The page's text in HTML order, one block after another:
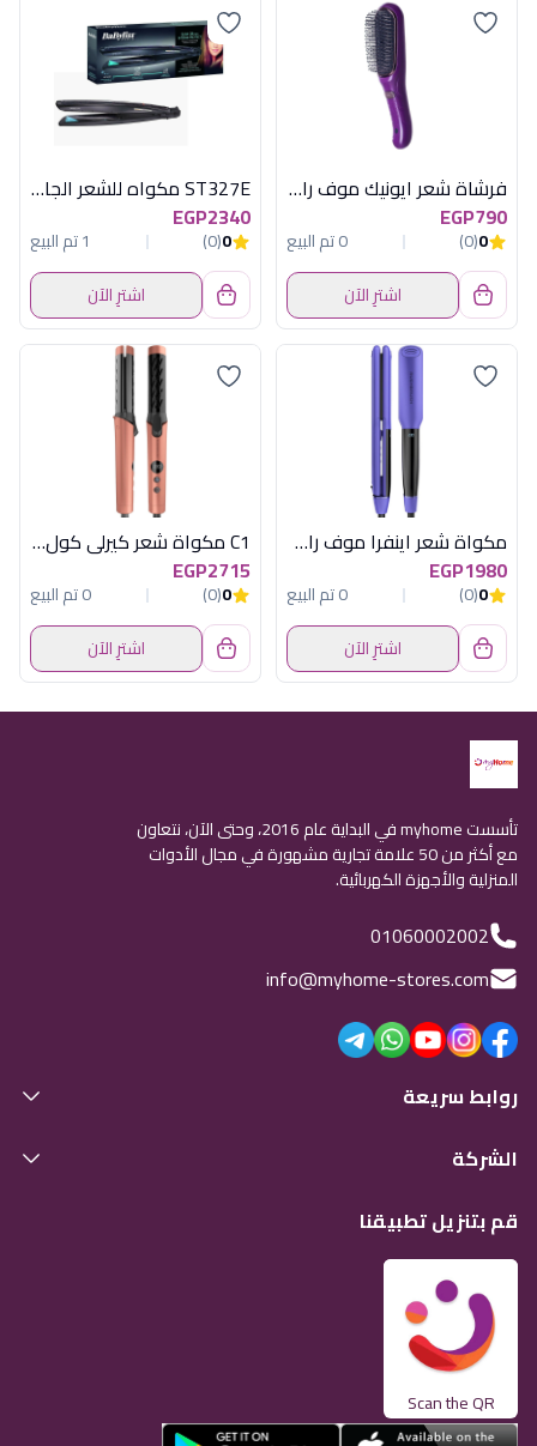
فرشاة شعر ايونيك موف راش براش
EGP790
0
(0)
0 تم البيع
اشترِ الآن
ST327E مكواه للشعر الجاف والرطب
EGP2340
0
(0)
1 تم البيع
اشترِ الآن
مكواة شعر اينفرا موف راش براش
EGP1980
0
(0)
0 تم البيع
اشترِ الآن
C1 مكواة شعر كيرلى كول روز جولد راش براش
EGP2715
0
(0)
0 تم البيع
اشترِ الآن
تأسست myhome في البداية عام 2016، وحتى الآن، نتعاون
مع أكثر من 50 علامة تجارية مشهورة في مجال الأدوات
المنزلية والأجهزة الكهربائية.
01060002002
info@myhome-stores.com
روابط سريعة
الشركة
قم بتنزيل تطبيقنا
Scan the QR